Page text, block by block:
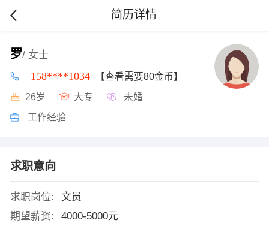
简历详情
罗/ 女士
158****1034 【查看需要80金币】
26岁 大专 未婚
工作经验
求职意向
求职岗位:
文员
期望薪资:
4000-5000元